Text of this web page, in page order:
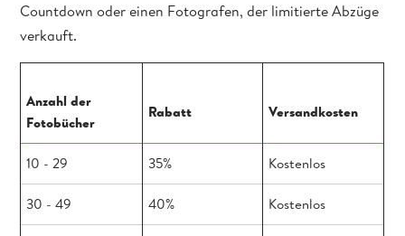
Countdown oder einen Fotografen, der limitierte Abzüge
verkauft.
Anzahl der
Fotobücher
Rabatt Versandkosten
10 - 29 35% Kostenlos
30 - 49 40% Kostenlos